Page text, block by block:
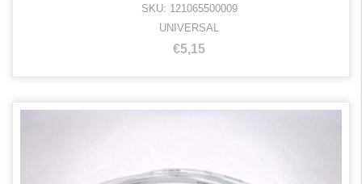
SKU: 121065500009
UNIVERSAL
€5,15